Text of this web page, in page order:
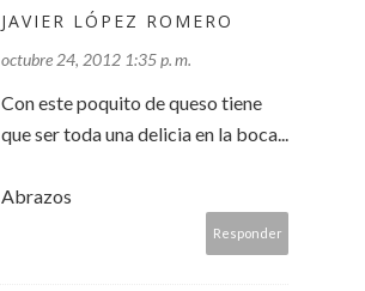
JAVIER LÓPEZ ROMERO
octubre 24, 2012 1:35 p. m.
Con este poquito de queso tiene
que ser toda una delicia en la boca...
Abrazos
Responder